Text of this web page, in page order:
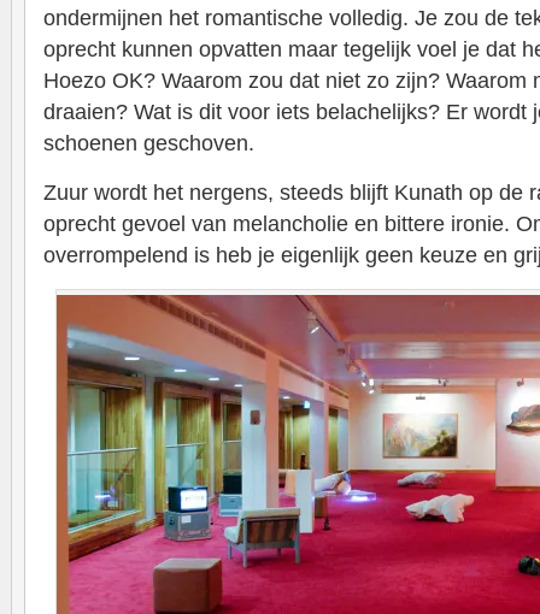
ondermijnen het romantische volledig. Je zou de
oprecht kunnen opvatten maar tegelijk voel je dat
Hoezo OK? Waarom zou dat niet zo zijn? Waarom
draaien? Wat is dit voor iets belachelijks? Er wordt
schoenen geschoven.
Zuur wordt het nergens, steeds blijft Kunath op de
oprecht gevoel van melancholie en bittere ironie.
overrompelend is heb je eigenlijk geen keuze en